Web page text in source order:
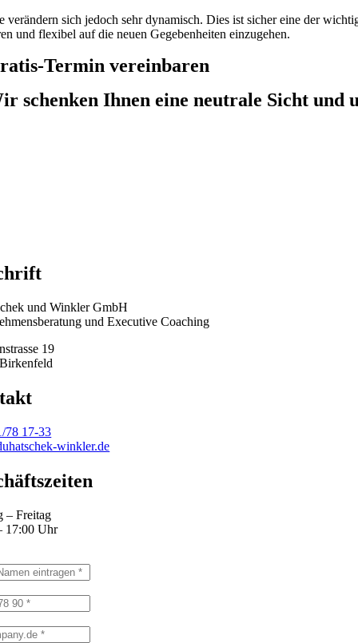
verändern sich jedoch sehr dynamisch. Dies ist sicher eine der
und flexibel auf die neuen Gegebenheiten einzugehen.
Termin vereinbaren
schenken Ihnen eine neutrale Sicht und
und Winkler GmbH
und Executive Coaching
19
78 17-33
winkler.de
– Freitag
17:00 Uhr